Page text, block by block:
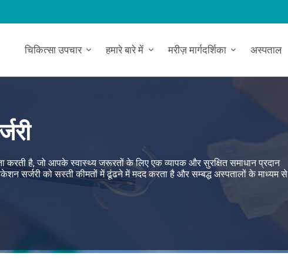
चिकित्सा उपचार हमारे बारे में मरीज़ मार्गदर्शिका अस्पताल
करती है, जो आपके स्वास्थ्य जरूरतों के लिए एक व्यापक और सुरक्षित समाधान प्रदान
सर्जरी को सस्ती कीमतों में ढूंढने में मदद करता है और सम्बद्ध अस्पतालों के माध्यम से